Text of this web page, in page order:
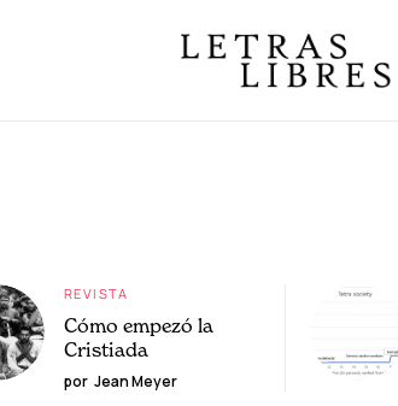
REVISTA
Cómo empezó la
Cristiada
por Jean Meyer